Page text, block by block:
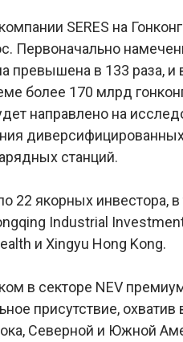
SERES на
Первоначально
превышена в 133 раза, и
более 170 млрд
направлено на
станций.
22 якорных инвестора,
Industrial Investment
и Xingyu Hong Kong.
в секторе NEV
присутствие,
Северной и Южной